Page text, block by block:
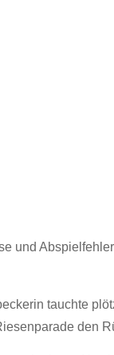
und
tauchte
den